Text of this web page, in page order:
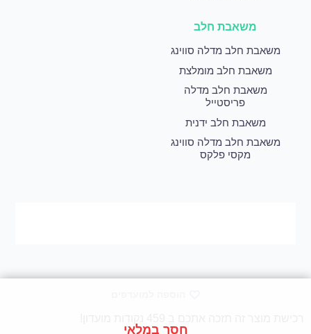
חסר במלאי
משאבת חלב
משאבת חלב מדלה סווינג
משאבת חלב מומלצת
משאבת חלב מדלה
פריסטייל
משאבת חלב ידנית
משאבת חלב מדלה סווינג
מקסי פלקס